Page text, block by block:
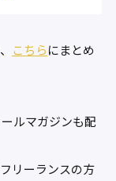
こちらにまとめ
ルマガジンも配
リーランスの方